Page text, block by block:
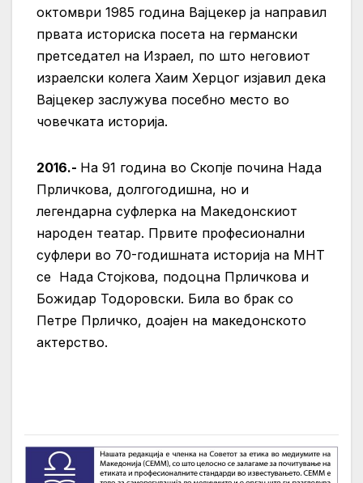
октомври 1985 година Вајцекер ја направил
првата историска посета на германски
претседател на Израел, по што неговиот
израелски колега Хаим Херцог изјавил дека
Вајцекер заслужува посебно место во
човечката историја.
2016.- На 91 година во Скопје почина Нада
Прличкова, долгогодишна, но и
легендарна суфлерка на Македонскиот
народен театар. Првите професионални
суфлери во 70-годишната историја на МНТ
се Нада Стојкова, подоцна Прличкова и
Божидар Тодоровски. Била во брак со
Петре Прличко, доајен на македонското
актерство.